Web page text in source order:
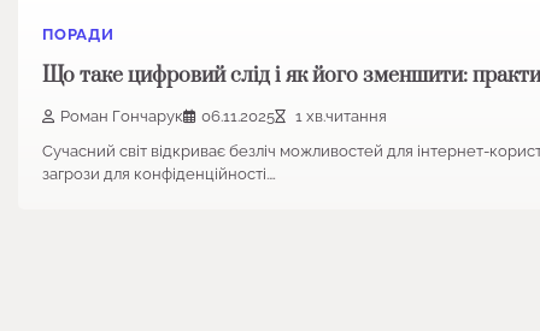
ПОРАДИ
Що таке цифровий слід і як його зменшити:
Роман Гончарук 06.11.2025
1 хв.читання
Сучасний світ відкриває безліч можливостей для інтернет-
загрози для конфіденційності.…